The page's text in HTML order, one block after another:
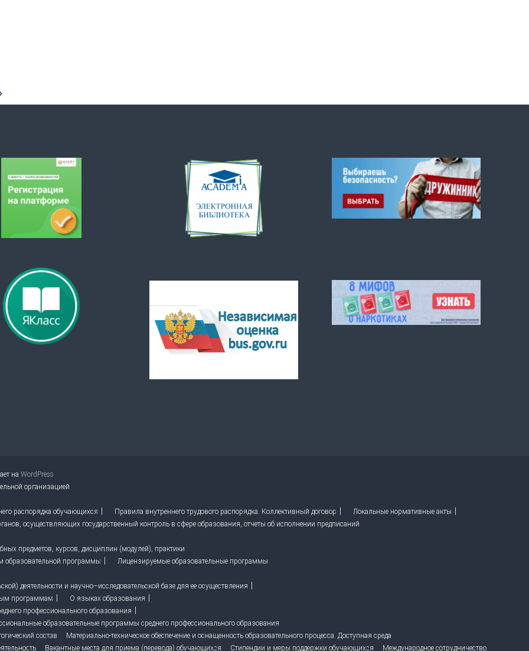
на WordPress
организацией
распорядка обучающихся Правила внутреннего трудового распорядка. Коллективный договор
Локальные нормативные акты
осуществляющих государственный контроль в сфере образования, отчеты об исполнении предписаний
предметов, курсов, дисциплин (модулей), практики
образовательной программы
Лицензируемые образовательные программы
деятельности и научно–исследовательской базе для ее осуществления
программам
О языках образования
профессионального образования
образовательные программы среднего профессионального образования
состав
Материально-техническое обеспечение и оснащенность образовательного процесса. Доступная среда
Вакантные места для приема (перевода) обучающихся Стипендии и меры поддержки обучающихся Международное сотрудничество